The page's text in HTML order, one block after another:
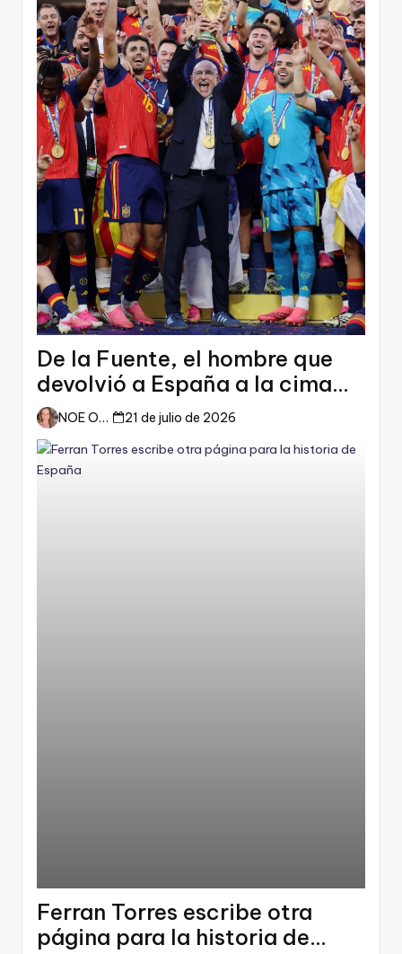
De la Fuente, el hombre que
devolvió a España a la cima
del mundo
NOE ORTIZ 21 de julio de 2026
Ferran Torres escribe otra
página para la historia de